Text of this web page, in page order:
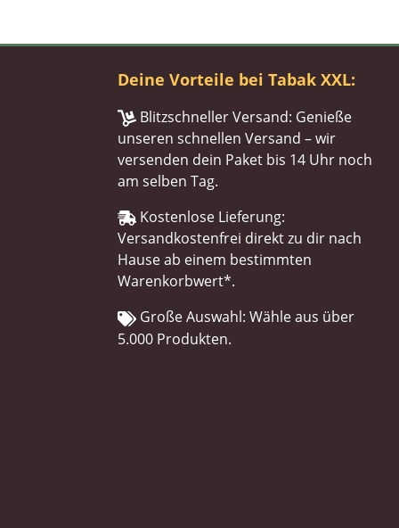
Deine Vorteile bei Tabak XXL:
Blitzschneller Versand: Genieße
unseren schnellen Versand – wir
versenden dein Paket bis 14 Uhr noch
am selben Tag.
Kostenlose Lieferung:
Versandkostenfrei direkt zu dir nach
Hause ab einem bestimmten
Warenkorbwert*.
Große Auswahl: Wähle aus über
5.000 Produkten.